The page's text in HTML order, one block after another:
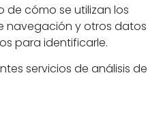
de cómo se utilizan los
navegación y otros datos
para identificarle.
servicios de análisis de